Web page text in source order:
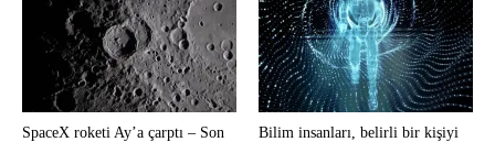
SpaceX roketi Ay’a çarptı – Son
Bilim insanları, belirli bir kişiyi